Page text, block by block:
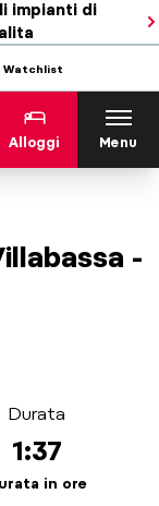
impianti di
Watchlist
Alloggi Menu
-
Durata
1:37
in ore